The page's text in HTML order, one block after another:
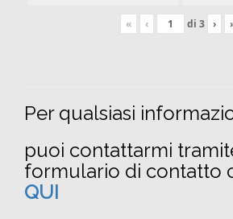
« ‹ di 3 ›
Per qualsiasi
puoi contattarmi
formulario di contatto
QUI